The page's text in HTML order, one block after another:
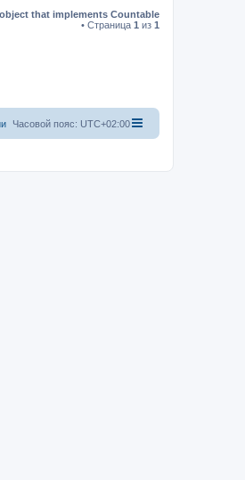
that implements Countable
• Страница 1 из 1
Часовой пояс: UTC+02:00